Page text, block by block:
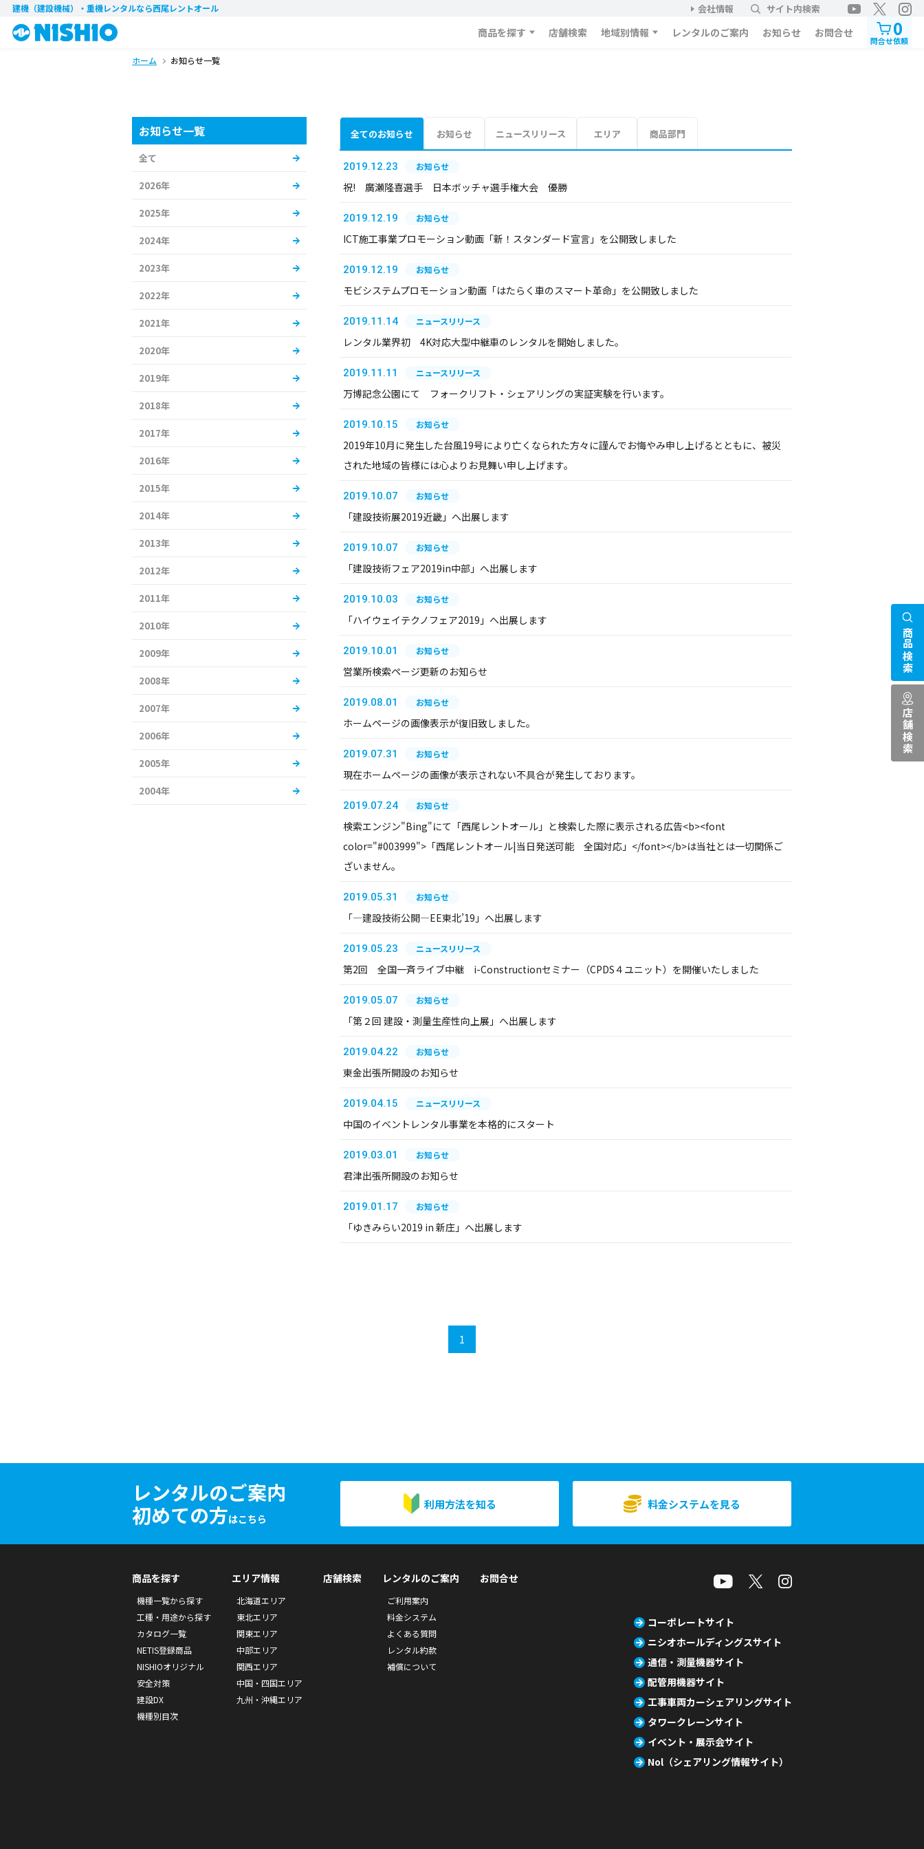
建機（建設機械）・重機レンタルなら西尾レントオール 会社情報 サイト内検索
商品を探す 店舗検索 地域別情報 レンタルのご案内 お知らせ お問合せ 0
問合せ依頼
ホーム お知らせ一覧
全てのお知らせ お知らせ ニュースリリース エリア 商品部門
2019.12.23 お知らせ
祝! 廣瀬隆喜選手 日本ボッチャ選手権大会 優勝
2019.12.19 お知らせ
ICT施工事業プロモーション動画「新！スタンダード宣言」を公開致しました
2019.12.19 お知らせ
モビシステムプロモーション動画「はたらく車のスマート革命」を公開致しました
2019.11.14 ニュースリリース
レンタル業界初 4K対応大型中継車のレンタルを開始しました。
2019.11.11 ニュースリリース
万博記念公園にて フォークリフト・シェアリングの実証実験を行います。
2019.10.15 お知らせ
2019年10月に発生した台風19号により亡くなられた方々に謹んでお悔やみ申し上げるとともに、被災
された地域の皆様には心よりお見舞い申し上げます。
2019.10.07 お知らせ
「建設技術展2019近畿」へ出展します
2019.10.07 お知らせ
「建設技術フェア2019in中部」へ出展します
2019.10.03 お知らせ
「ハイウェイテクノフェア2019」へ出展します
2019.10.01 お知らせ
営業所検索ページ更新のお知らせ
2019.08.01 お知らせ
ホームページの画像表示が復旧致しました。
2019.07.31 お知らせ
現在ホームページの画像が表示されない不具合が発生しております。
2019.07.24 お知らせ
検索エンジン"Bing"にて「西尾レントオール」と検索した際に表示される広告<b><font
color="#003999">「西尾レントオール|当日発送可能 全国対応」</font></b>は当社とは一切関係ご
ざいません。
2019.05.31 お知らせ
「―建設技術公開―EE東北’19」へ出展します
2019.05.23 ニュースリリース
第2回 全国一斉ライブ中継 i-Constructionセミナー（CPDS４ユニット）を開催いたしました
2019.05.07 お知らせ
「第２回 建設・測量生産性向上展」へ出展します
2019.04.22 お知らせ
東金出張所開設のお知らせ
2019.04.15 ニュースリリース
中国のイベントレンタル事業を本格的にスタート
2019.03.01 お知らせ
君津出張所開設のお知らせ
2019.01.17 お知らせ
「ゆきみらい2019 in 新庄」へ出展します
1
お知らせ一覧
全て
2026年
2025年
2024年
2023年
2022年
2021年
2020年
2019年
2018年
2017年
2016年
2015年
2014年
2013年
2012年
2011年
2010年
2009年
2008年
2007年
2006年
2005年
2004年
レンタルのご案内
初めての方はこちら
利用方法を知る 料金システムを見る
商品検索
店舗検索
商品を探す
機種一覧から探す
工種・用途から探す
カタログ一覧
NETIS登録商品
NISHIOオリジナル
安全対策
建設DX
機種別目次
エリア情報
北海道エリア
東北エリア
関東エリア
中部エリア
関西エリア
中国・四国エリア
九州・沖縄エリア
店舗検索 レンタルのご案内
ご利用案内
料金システム
よくある質問
レンタル約款
補償について
お問合せ
コーポレートサイト
ニシオホールディングスサイト
通信・測量機器サイト
配管用機器サイト
工事車両カーシェアリングサイト
タワークレーンサイト
イベント・展示会サイト
Nol（シェアリング情報サイト）